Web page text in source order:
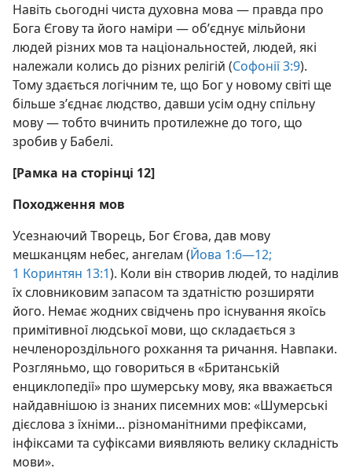
Навіть сьогодні чиста духовна мова — правда про
Бога Єгову та його наміри — об’єднує мільйони
людей різних мов та національностей, людей, які
належали колись до різних релігій (Софонії 3:9).
Тому здається логічним те, що Бог у новому світі ще
більше з’єднає людство, давши усім одну спільну
мову — тобто вчинить протилежне до того, що
зробив у Бабелі.
[Рамка на сторінці 12]
Походження мов
Усезнаючий Творець, Бог Єгова, дав мову
мешканцям небес, ангелам (Йова 1:6—12;
1 Коринтян 13:1). Коли він створив людей, то наділив
їх словниковим запасом та здатністю розширяти
його. Немає жодних свідчень про існування якоїсь
примітивної людської мови, що складається з
нечленороздільного рохкання та ричання. Навпаки.
Розгляньмо, що говориться в «Британській
енциклопедії» про шумерську мову, яка вважається
найдавнішою із знаних писемних мов: «Шумерські
дієслова з їхніми... різноманітними префіксами,
інфіксами та суфіксами виявляють велику складність
мови».